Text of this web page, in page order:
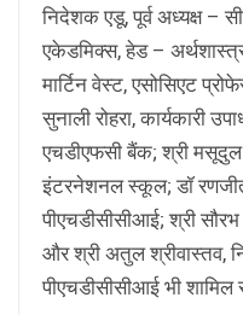
निदेशक एडू, पूर्व अध्यक्ष –
एकेडमिक्स, हेड –
मार्टिन वेस्ट, एसोसिएट
सुनाली रोहरा, कार्यकारी
एचडीएफसी बैंक; श्री
इंटरनेशनल स्कूल; डॉ
पीएचडीसीसीआई; श्री
और श्री अतुल श्रीवास्तव,
पीएचडीसीसीआई भी शामिल